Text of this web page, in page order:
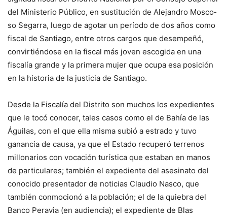
del Ministerio Público, en sus­titución de Alejandro Mosco­
so Segarra, luego de agotar un período de dos años como
fiscal de Santiago, entre otros cargos que desempeñó,
con­virtiéndose en la fiscal más jo­ven escogida en una
fiscalía grande y la primera mujer que ocupa esa posición
en la histo­ria de la justicia de Santiago.
Desde la Fiscalía del Distri­to son muchos los expedientes
que le tocó conocer, tales casos como el de Bahía de las
Águi­las, con el que ella misma su­bió a estrado y tuvo
ganancia de causa, ya que el Estado re­cuperó terrenos
millonarios con vocación turística que es­taban en manos
de particula­res; también el expediente del asesinato del
conocido pre­sentador de noticias Claudio Nasco, que
también conmo­cionó a la población; el de la quiebra del
Banco Peravia (en audiencia); el expediente de Blas